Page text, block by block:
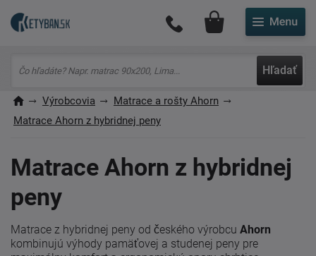
Hľadať
Môj účet
Výrobcovia
Matrace a rošty Ahorn
Matrace Ahorn z hybridnej peny
Matrace Ahorn z hybridnej
peny
Matrace z hybridnej peny od českého výrobcu Ahorn
kombinujú výhody pamäťovej a studenej peny pre